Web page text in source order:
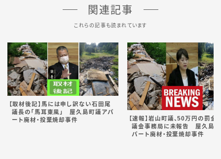
関連記事
これらの記事も読まれています
【取材後記】馬には申し訳ない石田尾
議長の「馬耳東風」 屋久島町議アパ
ート廃材・投棄焼却事件
【速報】岩山町議、50万円の罰金
議会事務局に未報告 屋久島
パート廃材・投棄焼却事件